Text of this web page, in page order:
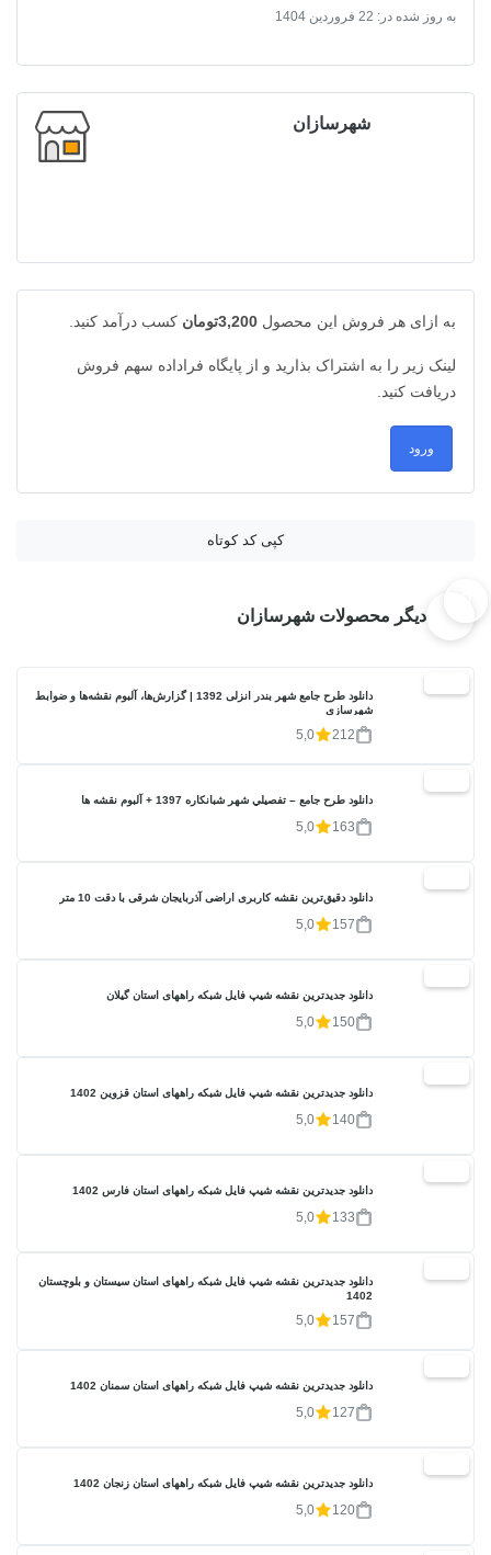
به روز شده در: 22 فروردین 1404
شهرسازان
به ازای هر فروش این محصول 3,200تومان کسب درآمد کنید.
لینک زیر را به اشتراک بذارید و از پایگاه فراداده سهم فروش
دریافت کنید.
ورود
کپی کد کوتاه
دیگر محصولات شهرسازان
دانلود طرح جامع شهر بندر انزلی 1392 | گزارش‌ها، آلبوم نقشه‌ها و ضوابط
شهرسازی
212
5,0
دانلود طرح جامع – تفصيلي شهر شبانکاره 1397 + آلبوم نقشه ها
163
5,0
دانلود دقیق‌ترین نقشه کاربری اراضی آذربایجان شرقی با دقت 10 متر
157
5,0
دانلود جدیدترین نقشه شیپ فایل شبکه راههای استان گیلان
150
5,0
دانلود جدیدترین نقشه شیپ فایل شبکه راههای استان قزوین 1402
140
5,0
دانلود جدیدترین نقشه شیپ فایل شبکه راههای استان فارس 1402
133
5,0
دانلود جدیدترین نقشه شیپ فایل شبکه راههای استان سیستان و بلوچستان
1402
157
5,0
دانلود جدیدترین نقشه شیپ فایل شبکه راههای استان سمنان 1402
127
5,0
دانلود جدیدترین نقشه شیپ فایل شبکه راههای استان زنجان 1402
120
5,0